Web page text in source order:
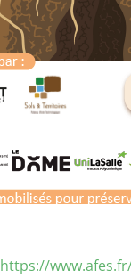
https://